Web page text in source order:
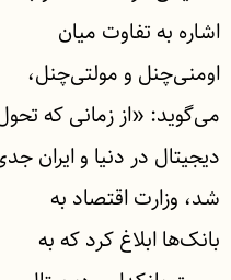
اشاره به تفاوت میان
اومنی‌چنل و مولتی‌چنل،
می‌گوید: «از زمانی که
دیجیتال در دنیا و ایران
شد، وزارت اقتصاد به
بانک‌ها ابلاغ کرد که به